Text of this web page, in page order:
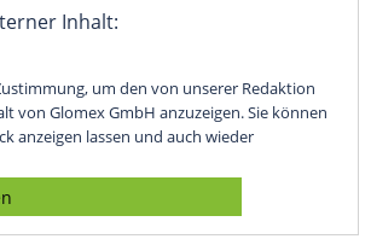
Inhalt:
um den von unserer Redaktion
von Glomex GmbH anzuzeigen. Sie können
anzeigen lassen und auch wieder